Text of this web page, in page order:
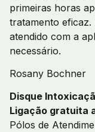
primeiras horas
tratamento eficaz.
atendido com a
necessário.
Rosany Bochner
Disque
Ligação gratuita
Pólos de